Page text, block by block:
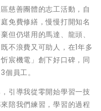
慈善團體的志工活動，自
免費修繕，慢慢打開知名
但仍堪用的馬達、龍頭、
不浪費又可助人，在1年多
宸機電」創下好口碑，同
員工。
引導我從零開始學習一技
陪我們練習，學習的過程